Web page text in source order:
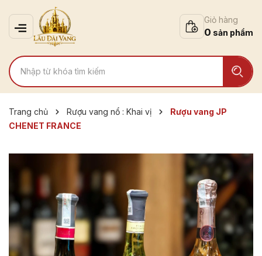
Giỏ hàng
0
Trang chủ Rượu vang nổ : Khai vị
Rượu vang JP
CHENET FRANCE